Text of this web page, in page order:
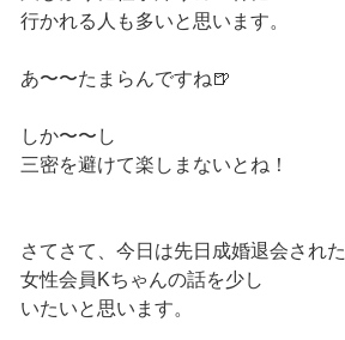
行かれる人も多いと思います。
あ〜〜たまらんですね🍺
しか〜〜し
三密を避けて楽しまないとね！
さてさて、今日は先日成婚退会された
女性会員Kちゃんの話を少し
いたいと思います。